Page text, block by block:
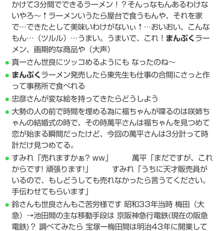
かけて3分間でできるラーメン！？そんっなもんあるわけな
いやろ～↑ラーメンいうたら屋台で食うもんや、それを家
で…できたとして美味いわけがないぃ↑…おいおい、こんな
もん…（ツルル）…うまい。うまいで、これ！ まんぷく ラー
メン、画期的な商品や（大声）
真一さん世良にツッコめるようにも なったのね〜
まんぷく ラーメン発売したら東先生も仕事の合間にさっと作
って事務所で食べれる
忠彦さんが変な絵を持ってきたらどうしよう
大勢の人の前で時間を埋める為に福ちゃんが喋るのは咲姉ち
ゃんの結婚式の時で、その時萬平さんは福ちゃんを見つめて
恋が始まる瞬間だったけど、今回の萬平さんは3分計って時
計だけ見つめてる。
すみれ「売れますかぁ? ww」 萬平「まだですが、これ
からです! 頑張ります!」 すみれ「うちに天才販売員が
いるので、もしどうしても売れなかったら言うてください。
手伝わせてもらいます」
鈴さんも世良さんもご苦労様です 昭和33年当時 梅田（大
急）→池田間の主な移動手段は 京阪神急行電鉄(現在の阪急
電鉄)？ 調べてみたら 宝塚ー梅田間は明治43年に開業して